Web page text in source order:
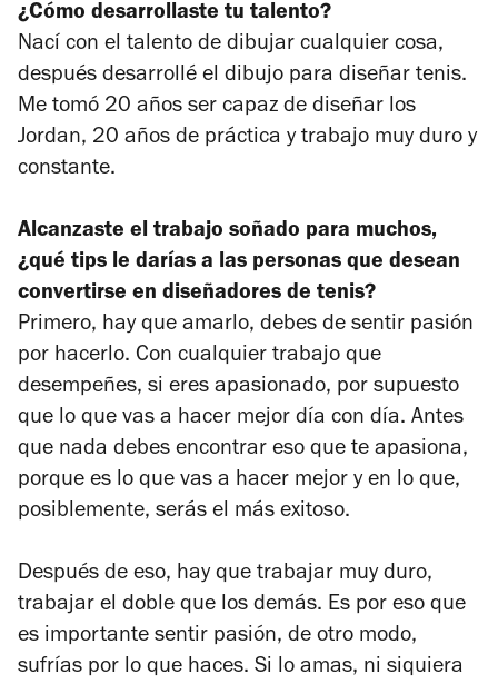
¿Cómo desarrollaste tu talento?
Nací con el talento de dibujar cualquier cosa,
después desarrollé el dibujo para diseñar tenis.
Me tomó 20 años ser capaz de diseñar los
Jordan, 20 años de práctica y trabajo muy duro y
constante.
Alcanzaste el trabajo soñado para muchos,
¿qué tips le darías a las personas que desean
convertirse en diseñadores de tenis?
Primero, hay que amarlo, debes de sentir pasión
por hacerlo. Con cualquier trabajo que
desempeñes, si eres apasionado, por supuesto
que lo que vas a hacer mejor día con día. Antes
que nada debes encontrar eso que te apasiona,
porque es lo que vas a hacer mejor y en lo que,
posiblemente, serás el más exitoso.
Después de eso, hay que trabajar muy duro,
trabajar el doble que los demás. Es por eso que
es importante sentir pasión, de otro modo,
sufrías por lo que haces. Si lo amas, ni siquiera